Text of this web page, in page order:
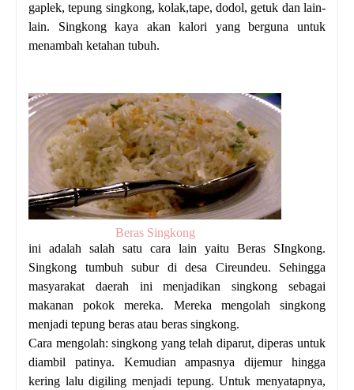
gaplek, tepung singkong, kolak,tape, dodol, getuk dan lain-
lain. Singkong kaya akan kalori yang berguna untuk
menambah ketahan tubuh.
Beras Singkong
ini adalah salah satu cara lain yaitu Beras SIngkong.
Singkong tumbuh subur di desa Cireundeu. Sehingga
masyarakat daerah ini menjadikan singkong sebagai
makanan pokok mereka. Mereka mengolah singkong
menjadi tepung beras atau beras singkong.
Cara mengolah: singkong yang telah diparut, diperas untuk
diambil patinya. Kemudian ampasnya dijemur hingga
kering lalu digiling menjadi tepung. Untuk menyatapnya,